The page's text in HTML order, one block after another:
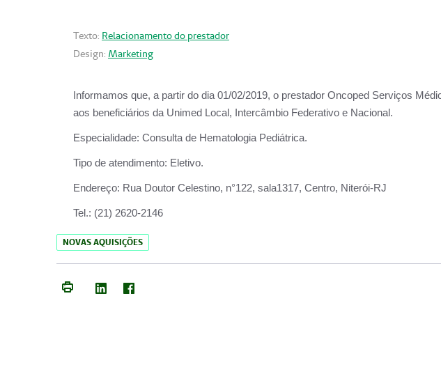
Texto: Relacionamento do prestador
Design: Marketing
Informamos que, a partir do dia 01/02/2019, o prestador Oncoped Serviços
aos beneficiários da Unimed Local, Intercâmbio Federativo e Nacional.
Especialidade: Consulta de Hematologia Pediátrica.
Tipo de atendimento: Eletivo.
Endereço: Rua Doutor Celestino, n°122, sala1317, Centro, Niterói-RJ
Tel.: (21) 2620-2146
NOVAS AQUISIÇÕES